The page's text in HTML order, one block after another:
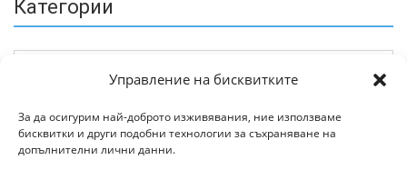
Управление на бисквитките
За да осигурим най-доброто изживявания, ние използваме
бисквитки и други подобни технологии за съхраняване на
допълнителни лични данни.
Категории
Архив